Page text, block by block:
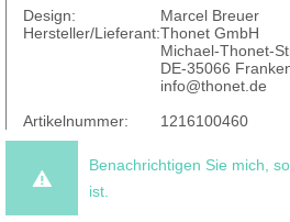
Design:
Marcel Breuer
Hersteller/Lieferant:Thonet GmbH
Michael-Thonet-
DE-35066
info@thonet.de
Artikelnummer:
1216100460
Benachrichtigen Sie mich,
ist.